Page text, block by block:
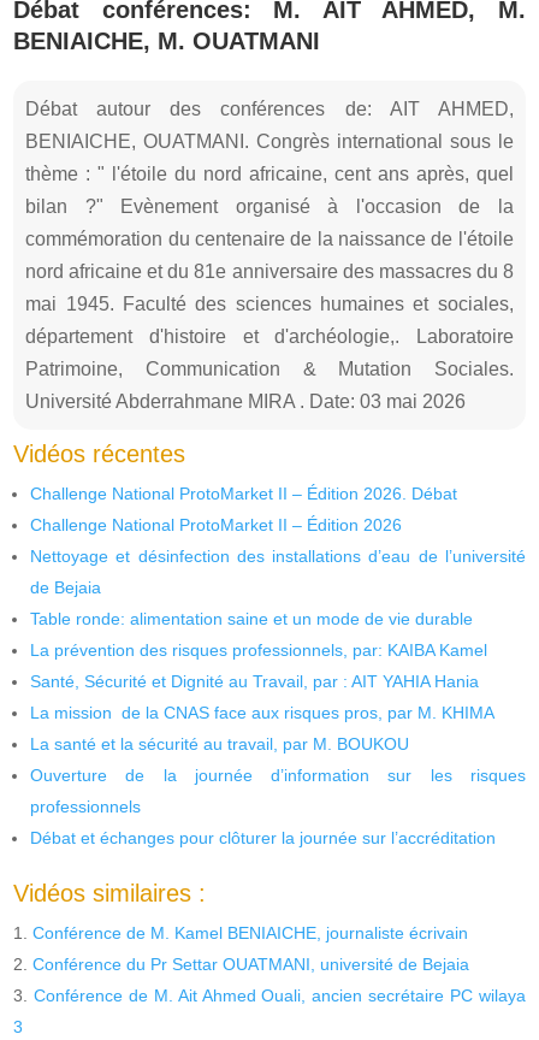
Débat conférences: M. AIT AHMED, M.
BENIAICHE, M. OUATMANI
Débat autour des conférences de: AIT AHMED,
BENIAICHE, OUATMANI. Congrès international sous le
thème : " l'étoile du nord africaine, cent ans après, quel
bilan ?" Evènement organisé à l'occasion de la
commémoration du centenaire de la naissance de l'étoile
nord africaine et du 81e anniversaire des massacres du 8
mai 1945. Faculté des sciences humaines et sociales,
département d'histoire et d'archéologie,. Laboratoire
Patrimoine, Communication & Mutation Sociales.
Université Abderrahmane MIRA . Date: 03 mai 2026
Vidéos récentes
Challenge National ProtoMarket II – Édition 2026. Débat
Challenge National ProtoMarket II – Édition 2026
Nettoyage et désinfection des installations d’eau de l’université
de Bejaia
Table ronde: alimentation saine et un mode de vie durable
La prévention des risques professionnels, par: KAIBA Kamel
Santé, Sécurité et Dignité au Travail, par : AIT YAHIA Hania
La mission de la CNAS face aux risques pros, par M. KHIMA
La santé et la sécurité au travail, par M. BOUKOU
Ouverture de la journée d’information sur les risques
professionnels
Débat et échanges pour clôturer la journée sur l’accréditation
Vidéos similaires :
Conférence de M. Kamel BENIAICHE, journaliste écrivain
Conférence du Pr Settar OUATMANI, université de Bejaia
Conférence de M. Ait Ahmed Ouali, ancien secrétaire PC wilaya
3